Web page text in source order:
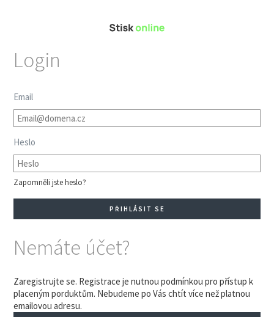
Login
Email
Heslo
Zapomněli jste heslo?
Nemáte účet?
Zaregistrujte se. Registrace je nutnou podmínkou pro přístup k
placeným porduktům. Nebudeme po Vás chtít více než platnou
emailovou adresu.